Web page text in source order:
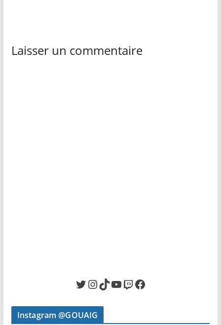
Laisser un commentaire
Twitter InstagramTikTok YouTube Twitch Facebook
Instagram @GOUAIG